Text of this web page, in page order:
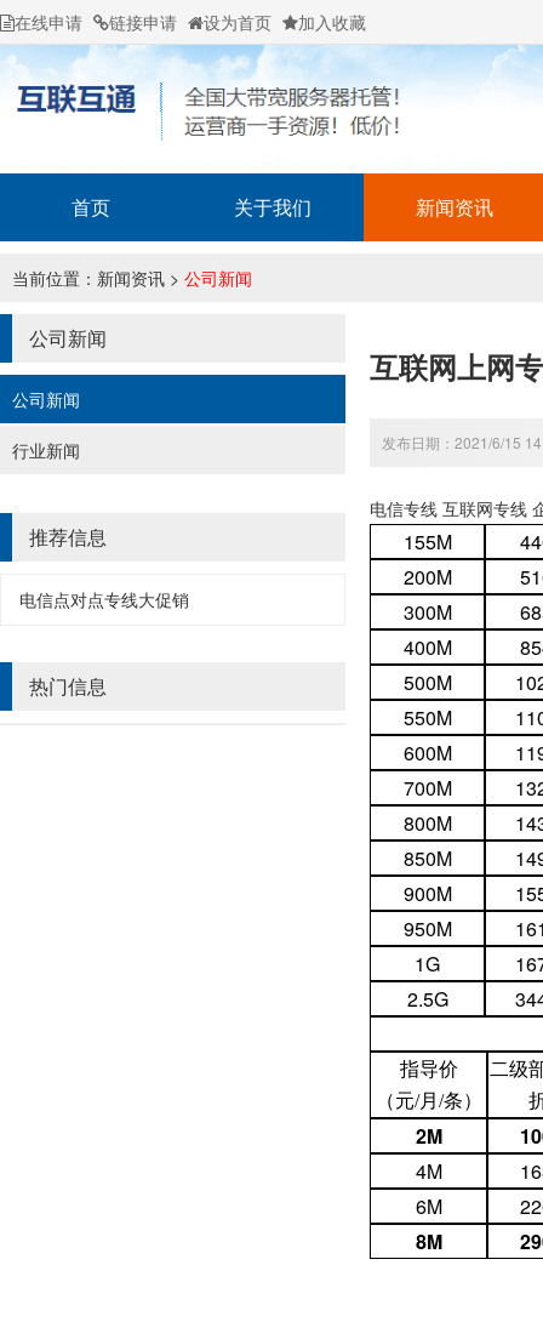
在线申请 链接申请 设为首页 加入收藏
首页 关于我们 新闻资讯
当前位置： 新闻资讯 > 公司新闻
公司新闻
公司新闻
行业新闻
推荐信息
电信点对点专线大促销
热门信息
互联网上网
发布日期：2021/6/15
电信专线 互联网专线
155M
200M
300M
400M
500M
550M
600M
700M
800M
850M
900M
950M
1G
2.5G
指导价
（元/月/条）
二级
2M
4M
6M
8M